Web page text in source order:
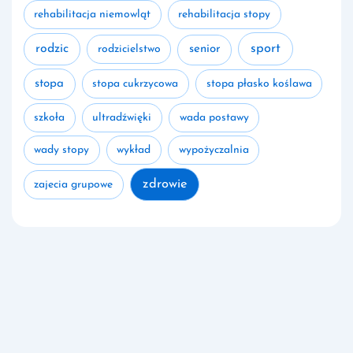
rehabilitacja niemowląt rehabilitacja stopy
rodzic rodzicielstwo senior sport
stopa stopa cukrzycowa stopa płasko koślawa
szkoła ultradźwięki wada postawy
wady stopy wykład wypożyczalnia
zajecia grupowe zdrowie